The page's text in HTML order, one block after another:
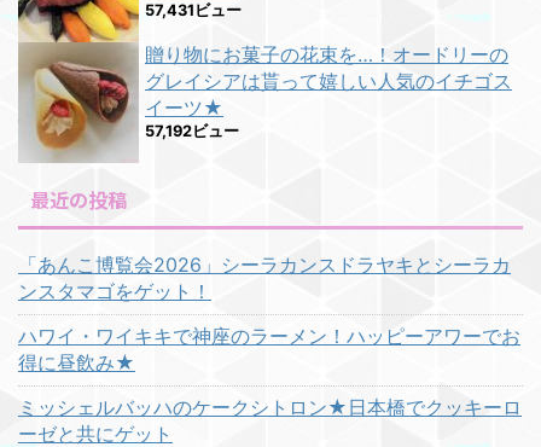
57,431ビュー
贈り物にお菓子の花束を…！オードリーの
グレイシアは貰って嬉しい人気のイチゴス
イーツ★
57,192ビュー
最近の投稿
「あんこ博覧会2026」シーラカンスドラヤキとシーラカ
ンスタマゴをゲット！
ハワイ・ワイキキで神座のラーメン！ハッピーアワーでお
得に昼飲み★
ミッシェルバッハのケークシトロン★日本橋でクッキーロ
ーゼと共にゲット